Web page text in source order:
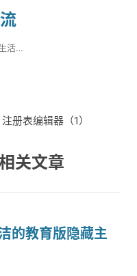
活…
到册表编辑器（1）
关文章
的教育版隐藏主